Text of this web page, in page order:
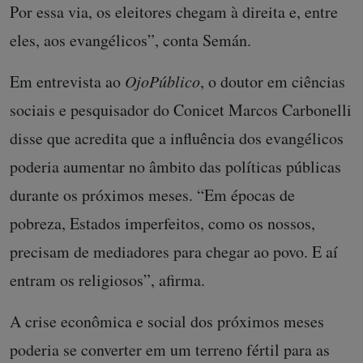
Por essa via, os eleitores chegam à direita e, entre
eles, aos evangélicos”, conta Semán.
Em entrevista ao OjoPúblico, o doutor em ciências
sociais e pesquisador do Conicet Marcos Carbonelli
disse que acredita que a influência dos evangélicos
poderia aumentar no âmbito das políticas públicas
durante os próximos meses. “Em épocas de
pobreza, Estados imperfeitos, como os nossos,
precisam de mediadores para chegar ao povo. E aí
entram os religiosos”, afirma.
A crise econômica e social dos próximos meses
poderia se converter em um terreno fértil para as